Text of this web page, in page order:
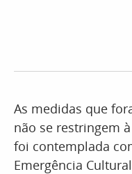
As medidas que
não se restringem
foi contemplada
Emergência